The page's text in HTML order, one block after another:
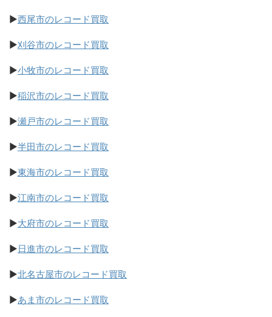
▶西尾市のレコード買取
▶刈谷市のレコード買取
▶小牧市のレコード買取
▶稲沢市のレコード買取
▶瀬戸市のレコード買取
▶半田市のレコード買取
▶東海市のレコード買取
▶江南市のレコード買取
▶大府市のレコード買取
▶日進市のレコード買取
▶北名古屋市のレコード買取
▶あま市のレコード買取